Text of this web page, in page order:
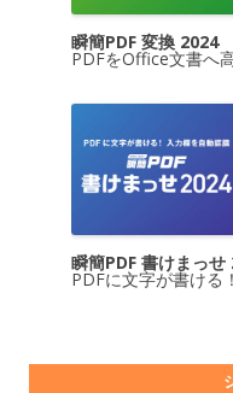
瞬簡PDF 変換 2024
PDFをOffice文書へ
瞬簡PDF 書けまっせ
PDFに文字が書ける